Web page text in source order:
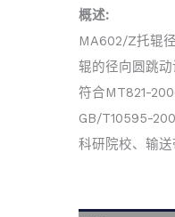
概述:
MA602/Z托辊
辊的径向圆跳
符合MT821-
GB/T10595-
科研院校、输送